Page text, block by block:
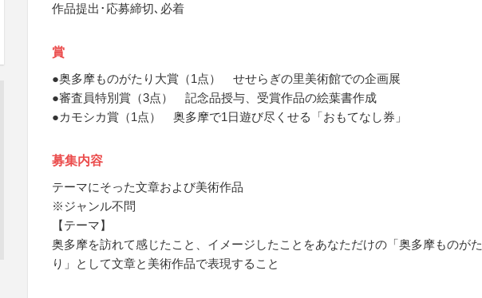
作品提出･応募締切､必着
賞
●奥多摩ものがたり大賞（1点） せせらぎの里美術館での企画展
●審査員特別賞（3点） 記念品授与、受賞作品の絵葉書作成
●カモシカ賞（1点） 奥多摩で1日遊び尽くせる「おもてなし券」
募集内容
テーマにそった文章および美術作品
※ジャンル不問
【テーマ】
奥多摩を訪れて感じたこと、イメージしたことをあなただけの「奥多摩ものがた
り」として文章と美術作品で表現すること